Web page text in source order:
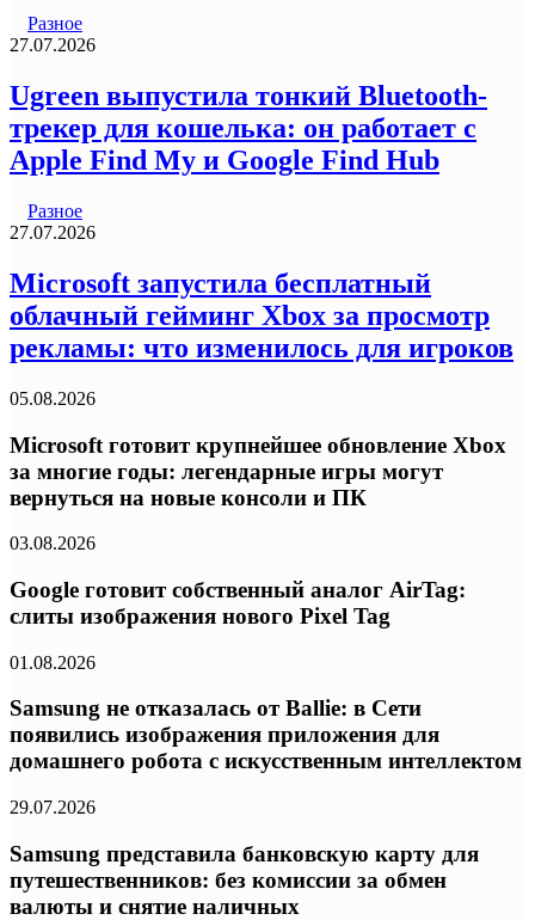
Разное
27.07.2026
Ugreen выпустила тонкий Bluetooth-
трекер для кошелька: он работает с
Apple Find My и Google Find Hub
Разное
27.07.2026
Microsoft запустила бесплатный
облачный гейминг Xbox за просмотр
рекламы: что изменилось для игроков
05.08.2026
Microsoft готовит крупнейшее обновление Xbox
за многие годы: легендарные игры могут
вернуться на новые консоли и ПК
03.08.2026
Google готовит собственный аналог AirTag:
слиты изображения нового Pixel Tag
01.08.2026
Samsung не отказалась от Ballie: в Сети
появились изображения приложения для
домашнего робота с искусственным интеллектом
29.07.2026
Samsung представила банковскую карту для
путешественников: без комиссии за обмен
валюты и снятие наличных